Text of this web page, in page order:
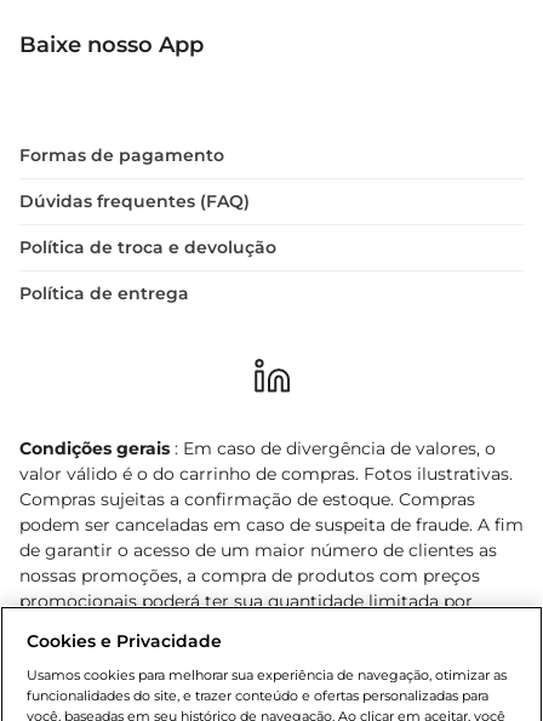
Baixe nosso App
Formas de pagamento
Dúvidas frequentes (FAQ)
Política de troca e devolução
Política de entrega
Condições gerais : Em caso de divergência de valores, o
valor válido é o do carrinho de compras. Fotos ilustrativas.
Compras sujeitas a confirmação de estoque. Compras
podem ser canceladas em caso de suspeita de fraude. A fim
de garantir o acesso de um maior número de clientes as
nossas promoções, a compra de produtos com preços
promocionais poderá ter sua quantidade limitada por
o e-commerce e válidos durante o dia de hoje, podendo
sofrer alterações sem prévia notificação. Proibida a venda
de bebidas alcoólicas para menores de 18 anos, conforme
Cookies e Privacidade
Usamos cookies para melhorar sua experiência de navegação, otimizar as
funcionalidades do site, e trazer conteúdo e ofertas personalizadas para
você, baseadas em seu histórico de navegação. Ao clicar em aceitar, você